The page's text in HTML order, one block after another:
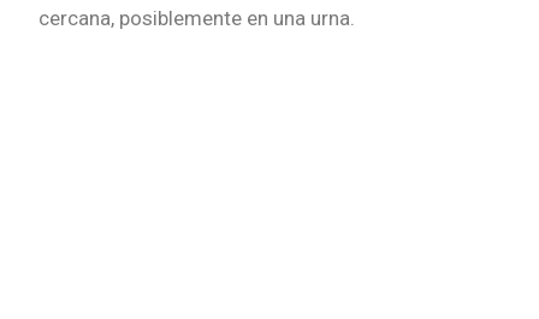
cercana, posiblemente en una urna.